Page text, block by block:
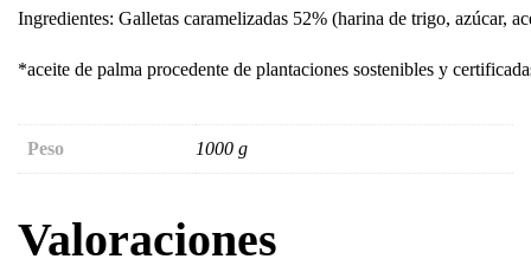
Ingredientes: Galletas caramelizadas 52% (harina de trigo, azúcar,
*aceite de palma procedente de plantaciones sostenibles y
Peso 1000 g
Valoraciones